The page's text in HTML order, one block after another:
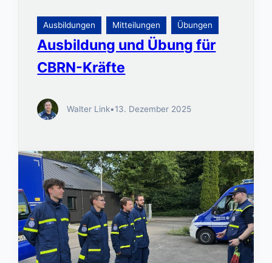
Ausbildungen Mitteilungen Übungen
Ausbildung und Übung für
CBRN-Kräfte
Walter Link•13. Dezember 2025